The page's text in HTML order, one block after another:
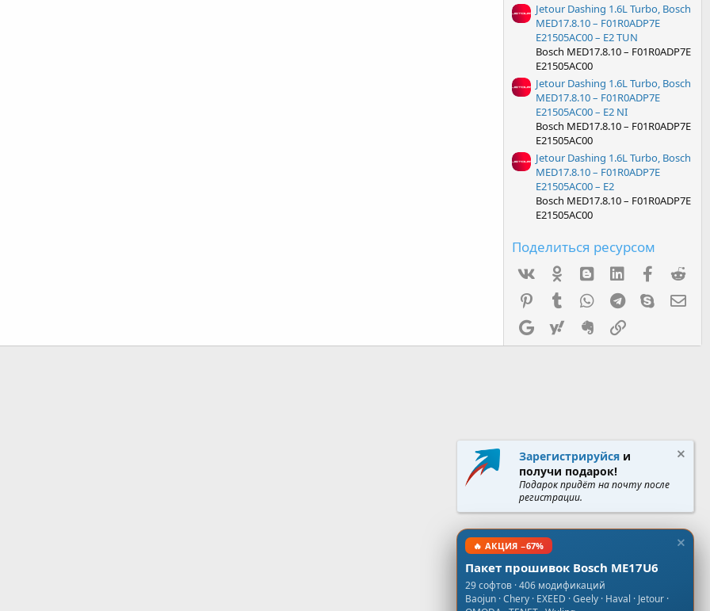
Jetour Dashing 1.6L Turbo, Bosch
MED17.8.10 – F01R0ADP7E
E21505AC00 – E2 TUN
Bosch MED17.8.10 – F01R0ADP7E
E21505AC00
Jetour Dashing 1.6L Turbo, Bosch
MED17.8.10 – F01R0ADP7E
E21505AC00 – E2 NI
Bosch MED17.8.10 – F01R0ADP7E
E21505AC00
Jetour Dashing 1.6L Turbo, Bosch
MED17.8.10 – F01R0ADP7E
E21505AC00 – E2
Bosch MED17.8.10 – F01R0ADP7E
E21505AC00
Поделиться ресурсом
Ok mes_blogger
Linked InFacebook
PinterestTumblr WhatsAppTelegram
Skype
Google Yahoo Evernote
Зарегистрируйся и
получи подарок!
Подарок придёт на почту после
регистрации.
🔥 АКЦИЯ −67%
Пакет прошивок Bosch ME17U6
29 софтов · 406 модификаций
Baojun · Chery · EXEED · Geely · Haval · Jetour ·